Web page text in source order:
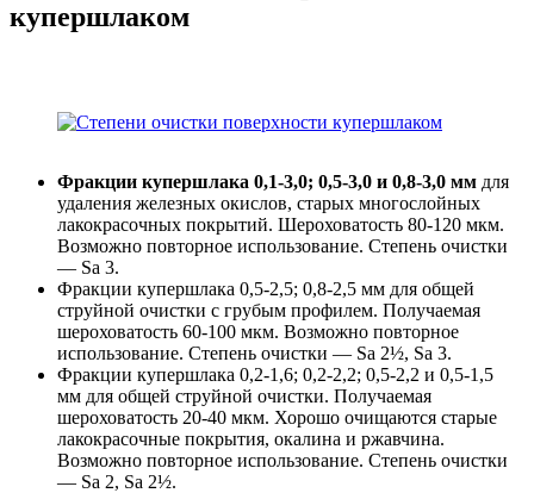
купершлаком
Фракции купершлака 0,1-3,0; 0,5-3,0 и 0,8-3,0 мм для
удаления железных окислов, старых многослойных
лакокрасочных покрытий. Шероховатость 80-120 мкм.
Возможно повторное использование. Степень очистки
— Sa 3.
Фракции купершлака 0,5-2,5; 0,8-2,5 мм для общей
струйной очистки с грубым профилем. Получаемая
шероховатость 60-100 мкм. Возможно повторное
использование. Степень очистки — Sa 2½, Sa 3.
Фракции купершлака 0,2-1,6; 0,2-2,2; 0,5-2,2 и 0,5-1,5
мм для общей струйной очистки. Получаемая
шероховатость 20-40 мкм. Хорошо очищаются старые
лакокрасочные покрытия, окалина и ржавчина.
Возможно повторное использование. Степень очистки
— Sa 2, Sa 2½.